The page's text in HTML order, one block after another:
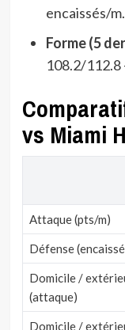
encaissés/m.
Forme (5
108.2/
vs Miami
Attaque (pts/m)
Défense
Domicile /
(attaque)
Domicile /